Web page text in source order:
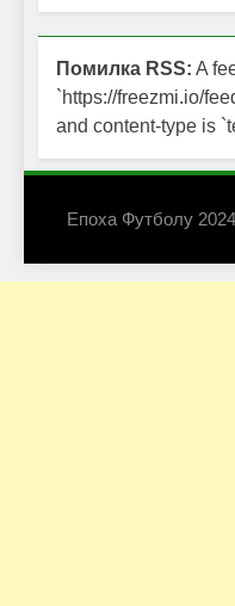
Помилка RSS: A
`https://freezmi.io/
and content-type is
Епоха Футболу